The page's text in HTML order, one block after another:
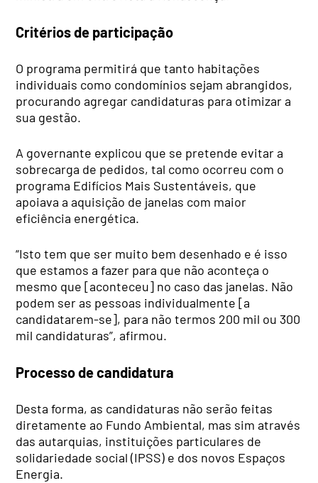
Critérios de participação
O programa permitirá que tanto habitações
individuais como condomínios sejam abrangidos,
procurando agregar candidaturas para otimizar a
sua gestão.
A governante explicou que se pretende evitar a
sobrecarga de pedidos, tal como ocorreu com o
programa Edifícios Mais Sustentáveis, que
apoiava a aquisição de janelas com maior
eficiência energética.
“Isto tem que ser muito bem desenhado e é isso
que estamos a fazer para que não aconteça o
mesmo que [aconteceu] no caso das janelas. Não
podem ser as pessoas individualmente [a
candidatarem-se], para não termos 200 mil ou 300
mil candidaturas”, afirmou.
Processo de candidatura
Desta forma, as candidaturas não serão feitas
diretamente ao Fundo Ambiental, mas sim através
das autarquias, instituições particulares de
solidariedade social (IPSS) e dos novos Espaços
Energia.